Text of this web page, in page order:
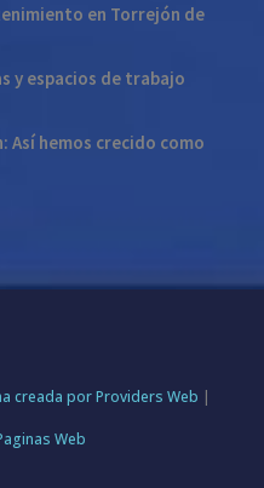
en Torrejón de
y espacios de trabajo
Así hemos crecido como
creada por Providers Web |
Web